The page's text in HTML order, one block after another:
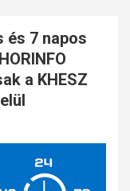
és 7 napos
a KHESZ